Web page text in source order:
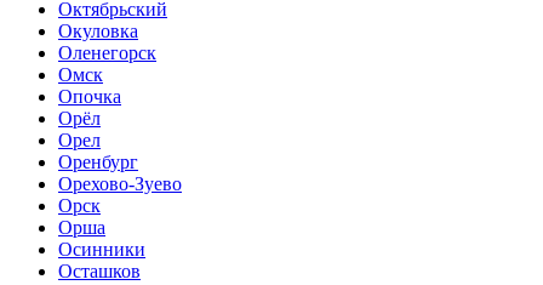
Октябрьский
Окуловка
Оленегорск
Омск
Опочка
Орёл
Орел
Оренбург
Орехово-Зуево
Орск
Орша
Осинники
Осташков